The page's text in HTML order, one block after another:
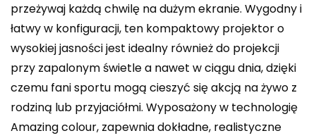
przeżywaj każdą chwilę na dużym ekranie. Wygodny i
łatwy w konfiguracji, ten kompaktowy projektor o
wysokiej jasności jest idealny również do projekcji
przy zapalonym świetle a nawet w ciągu dnia, dzięki
czemu fani sportu mogą cieszyć się akcją na żywo z
rodziną lub przyjaciółmi. Wyposażony w technologię
Amazing colour, zapewnia dokładne, realistyczne